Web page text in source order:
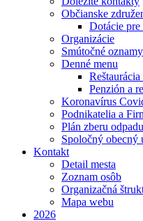
Občianske
Dotácie pre
Organizácie
Smútočné oznamy
Denné menu
Penzión a
Koronavírus
Podnikatelia a
Plán zberu odpadu
Spoločný obecný
Kontakt
Detail mesta
Zoznam osôb
Organizačná
Mapa webu
2026